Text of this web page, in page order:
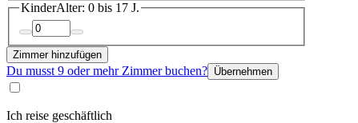
KinderAlter: 0 bis 17 J.
Zimmer hinzufügen
Du musst 9 oder mehr Zimmer buchen? Übernehmen
Ich reise geschäftlich